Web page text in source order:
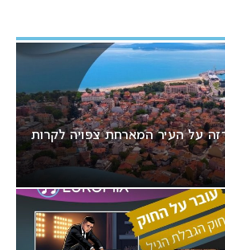
2027: ההכרזה על העיר המארחת צפויה לקרות